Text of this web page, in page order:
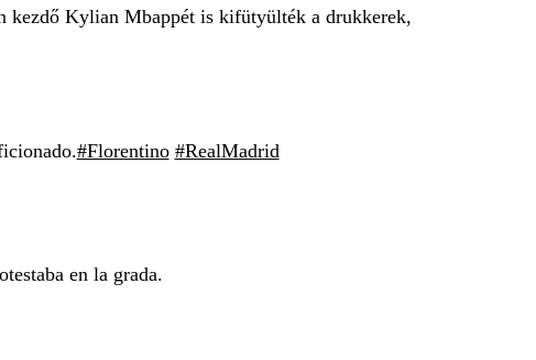
kezdő Kylian Mbappét is kifütyülték a drukkerek,
#Florentino #RealMadrid
en la grada.